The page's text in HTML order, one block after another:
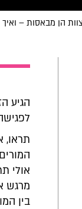
הן מבאסות – ואיך
הגיע
תראו,
מרגש
בין